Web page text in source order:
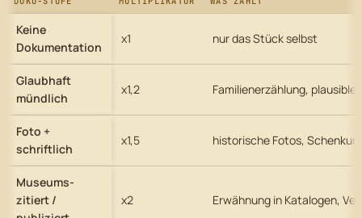
Keine
Dokumentation
x1 nur das Stück selbst
Glaubhaft
mündlich
x1,2 Familienerzählung,
Foto +
schriftlich
x1,5 historische Fotos,
Museums-
zitiert /
x2 Erwähnung in Katalogen,